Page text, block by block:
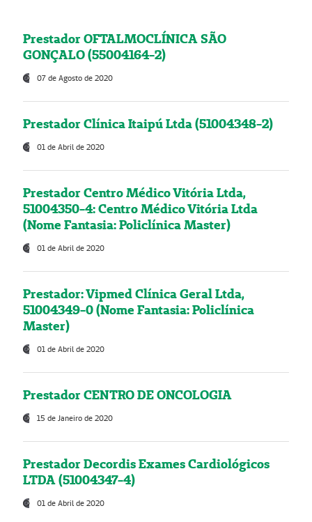
Prestador OFTALMOCLÍNICA SÃO
GONÇALO (55004164-2)
07 de Agosto de 2020
Prestador Clínica Itaipú Ltda (51004348-2)
01 de Abril de 2020
Prestador Centro Médico Vitória Ltda,
51004350-4: Centro Médico Vitória Ltda
(Nome Fantasia: Policlínica Master)
01 de Abril de 2020
Prestador: Vipmed Clínica Geral Ltda,
51004349-0 (Nome Fantasia: Policlínica
Master)
01 de Abril de 2020
Prestador CENTRO DE ONCOLOGIA
15 de Janeiro de 2020
Prestador Decordis Exames Cardiológicos
LTDA (51004347-4)
01 de Abril de 2020